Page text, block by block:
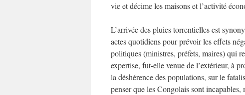
vie et décime les maisons et l’activité
L’arrivée des pluies torrentielles est
actes quotidiens pour prévoir les effets
politiques (ministres, préfets, maires) qui
expertise, fut-elle venue de l’extérieur, à
la déshérence des populations, sur le
penser que les Congolais sont